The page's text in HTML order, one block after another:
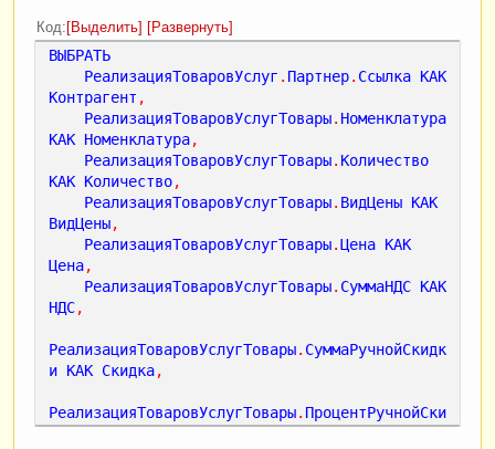
Код Выделить Развернуть
ВЫБРАТЬ
РеализацияТоваровУслуг . Партнер. Ссылка КАК
Контрагент ,
РеализацияТоваровУслугТовары. Номенклатура
КАК Номенклатура,
РеализацияТоваровУслугТовары. Количество
КАК Количество,
РеализацияТоваровУслугТовары. ВидЦены КАК
ВидЦены,
РеализацияТоваровУслугТовары.Цена КАК
Цена,
РеализацияТоваровУслугТовары. СуммаНДС КАК
НДС,
РеализацияТоваровУслугТовары. СуммаРучнойСкидк
и КАК Скидка,
РеализацияТоваровУслугТовары. ПроцентРучнойСки